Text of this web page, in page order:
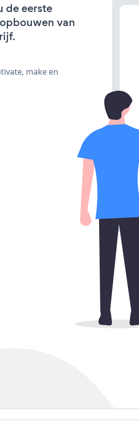
de eerste
van
make en